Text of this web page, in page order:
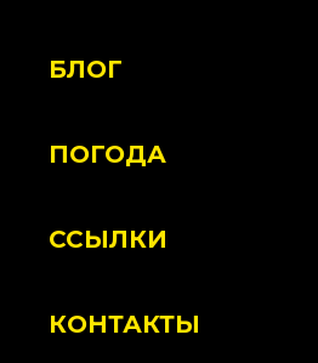
БЛОГ
ПОГОДА
ССЫЛКИ
КОНТАКТЫ